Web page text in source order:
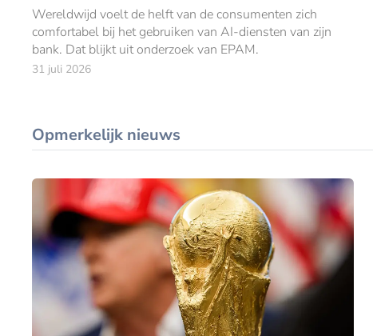
Wereldwijd voelt de helft van de consumenten zich
comfortabel bij het gebruiken van AI-diensten van zijn
bank. Dat blijkt uit onderzoek van EPAM.
31 juli 2026
Opmerkelijk nieuws